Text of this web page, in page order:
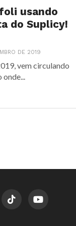
usando
do Suplicy!
DE 2019
vem circulando
onde...